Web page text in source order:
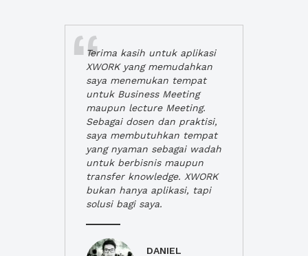
Terima kasih untuk aplikasi
XWORK yang memudahkan
saya menemukan tempat
untuk Business Meeting
maupun lecture Meeting.
Sebagai dosen dan praktisi,
saya membutuhkan tempat
yang nyaman sebagai wadah
untuk berbisnis maupun
transfer knowledge. XWORK
bukan hanya aplikasi, tapi
solusi bagi saya.
DANIEL